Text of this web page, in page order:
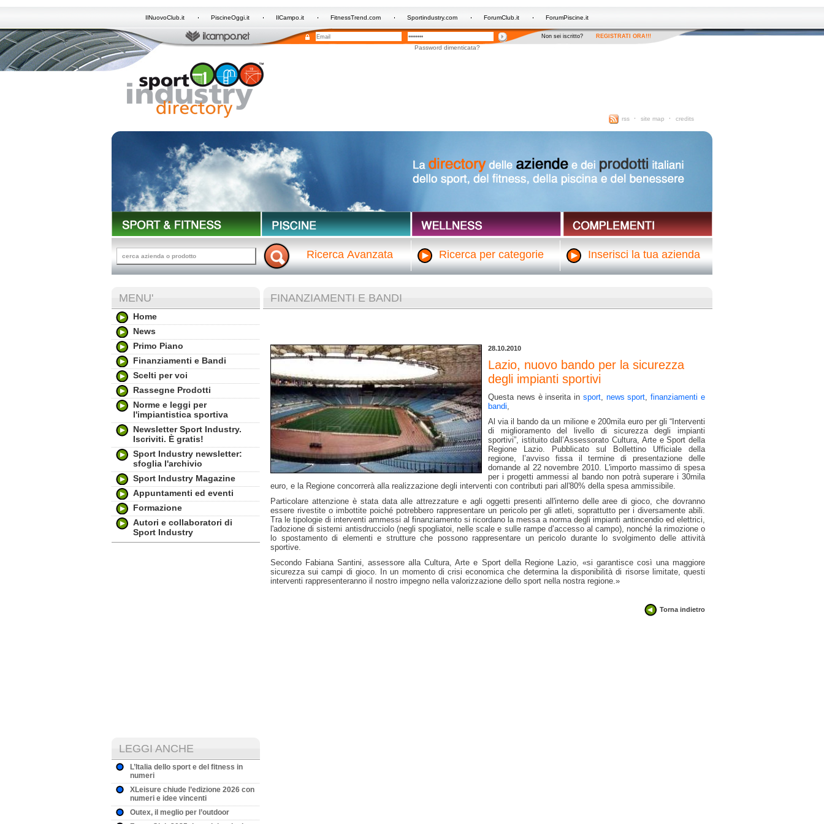
IlNuovoClub.it PiscineOggi.it IlCampo.it FitnessTrend.com Sportindustry.com ForumClub.it ForumPiscine.it
Non sei iscritto? REGISTRATI ORA!!!
Password dimenticata?
rss site map credits
Ricerca Avanzata Ricerca per categorie Inserisci la tua azienda
MENU'
Home
News
Primo Piano
Finanziamenti e Bandi
Scelti per voi
Rassegne Prodotti
Norme e leggi per
l'impiantistica sportiva
Newsletter Sport Industry.
Iscriviti. È gratis!
Sport Industry newsletter:
sfoglia l'archivio
Sport Industry Magazine
Appuntamenti ed eventi
Formazione
Autori e collaboratori di
Sport Industry
LEGGI ANCHE
L’Italia dello sport e del fitness in
numeri
XLeisure chiude l’edizione 2026 con
numeri e idee vincenti
Outex, il meglio per l’outdoor
FINANZIAMENTI E BANDI
28.10.2010
Lazio, nuovo bando per la sicurezza
degli impianti sportivi
Questa news è inserita in sport, news sport,finanziamenti e
bandi,
Al via il bando da un milione e 200mila euro per gli “Interventi
di miglioramento del livello di sicurezza degli impianti
sportivi”, istituito dall’Assessorato Cultura, Arte e Sport della
Regione Lazio. Pubblicato sul Bollettino Ufficiale della
regione, l’avviso fissa il termine di presentazione delle
domande al 22 novembre 2010. L'importo massimo di spesa
per i progetti ammessi al bando non potrà superare i 30mila
euro, e la Regione concorrerà alla realizzazione degli interventi con contributi pari all'80% della spesa ammissibile.
Particolare attenzione è stata data alle attrezzature e agli oggetti presenti all'interno delle aree di gioco, che dovranno
essere rivestite o imbottite poiché potrebbero rappresentare un pericolo per gli atleti, soprattutto per i diversamente abili.
Tra le tipologie di interventi ammessi al finanziamento si ricordano la messa a norma degli impianti antincendio ed elettrici,
l'adozione di sistemi antisdrucciolo (negli spogliatoi, nelle scale e sulle rampe d’accesso al campo), nonché la rimozione o
lo spostamento di elementi e strutture che possono rappresentare un pericolo durante lo svolgimento delle attività
sportive.
Secondo Fabiana Santini, assessore alla Cultura, Arte e Sport della Regione Lazio, «si garantisce così una maggiore
sicurezza sui campi di gioco. In un momento di crisi economica che determina la disponibilità di risorse limitate, questi
interventi rappresenteranno il nostro impegno nella valorizzazione dello sport nella nostra regione.»
Torna indietro